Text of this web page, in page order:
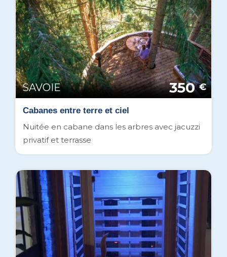
SAVOIE 350 €
Cabanes entre terre et ciel
Nuitée en cabane dans les arbres avec jacuzzi
privatif et terrasse